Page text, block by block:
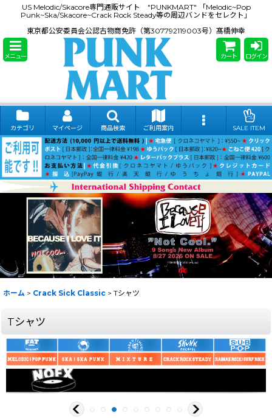
US Melodic/Skacore専門通販サイト "PUNKMART" 「Melodic~Pop
Punk~Ska/Skacore~Crack Rock Steady等の周辺バンドをセレクト」
東京都公安委員会公認古物商免許（第307792119003号）髙橋伸幸
メニュー カート ログイン
カテゴリ マイページ 商品検索 ご利用案内 SALE ITEM
ホーム > Crack Sick Classic > Tシャツ
Tシャツ